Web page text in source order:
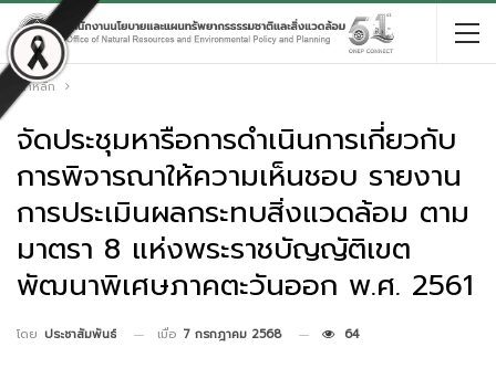
หน้าหลัก
จัดประชุมหารือการดำเนินการเกี่ยวกับ
การพิจารณาให้ความเห็นชอบ รายงาน
การประเมินผลกระทบสิ่งแวดล้อม ตาม
มาตรา 8 แห่งพระราชบัญญัติเขต
พัฒนาพิเศษภาคตะวันออก พ.ศ. 2561
โดย ประชาสัมพันธ์ เมื่อ 7 กรกฎาคม 2568 64